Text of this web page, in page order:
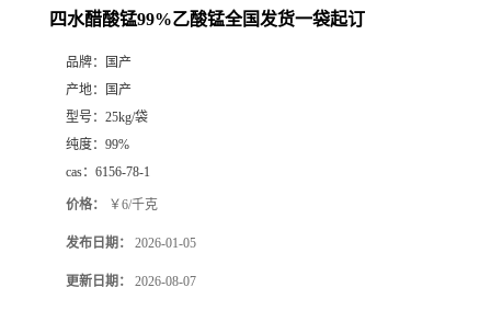
四水醋酸锰99%乙酸锰全国发货一袋起订
品牌：
国产
产地：
国产
型号： 25kg/袋
纯度： 99%
cas： 6156-78-1
价格： ￥6/千克
发布日期： 2026-01-05
更新日期： 2026-08-07